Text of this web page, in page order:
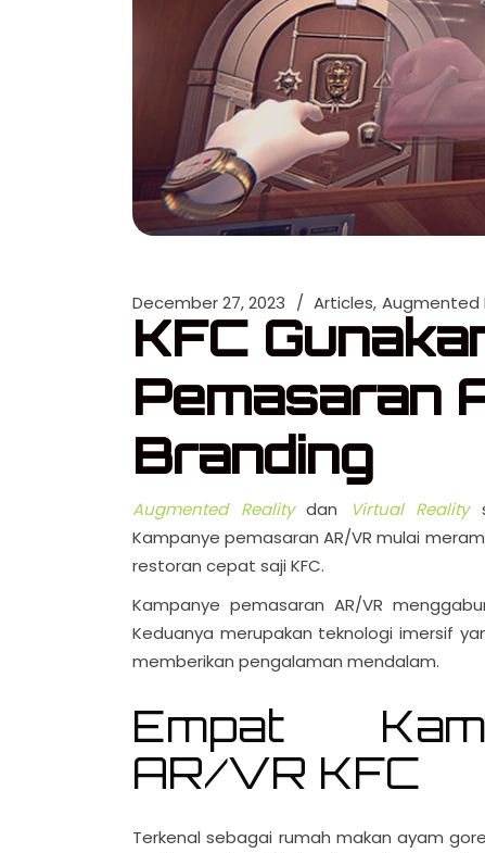
December 27, 2023 Articles Augmented
KFC
Pemasaran
Branding
Augmented Realitydan Virtual Reality
Kampanye pemasaran AR/VR mulai
restoran cepat saji KFC.
Kampanye pemasaran AR/VR
Keduanya merupakan teknologi imersif
memberikan pengalaman mendalam.
Empat
AR/VR KFC
Terkenal sebagai rumah makan ayam